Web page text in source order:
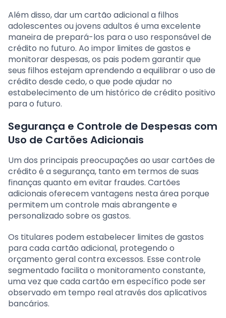
Além disso, dar um cartão adicional a filhos
adolescentes ou jovens adultos é uma excelente
maneira de prepará-los para o uso responsável de
crédito no futuro. Ao impor limites de gastos e
monitorar despesas, os pais podem garantir que
seus filhos estejam aprendendo a equilibrar o uso de
crédito desde cedo, o que pode ajudar no
estabelecimento de um histórico de crédito positivo
para o futuro.
Segurança e Controle de Despesas com
Uso de Cartões Adicionais
Um dos principais preocupações ao usar cartões de
crédito é a segurança, tanto em termos de suas
finanças quanto em evitar fraudes. Cartões
adicionais oferecem vantagens nesta área porque
permitem um controle mais abrangente e
personalizado sobre os gastos.
Os titulares podem estabelecer limites de gastos
para cada cartão adicional, protegendo o
orçamento geral contra excessos. Esse controle
segmentado facilita o monitoramento constante,
uma vez que cada cartão em específico pode ser
observado em tempo real através dos aplicativos
bancários.